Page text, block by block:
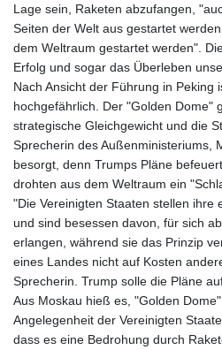
Lage sein, Raketen abzufangen,
Seiten der Welt aus gestartet
dem Weltraum gestartet werden".
Erfolg und sogar das Überleben
Nach Ansicht der Führung in Peking
hochgefährlich. Der "Golden Dome"
strategische Gleichgewicht und die
Sprecherin des Außenministeriums,
besorgt, denn Trumps Pläne
drohten aus dem Weltraum ein
"Die Vereinigten Staaten stellen ihre
und sind besessen davon, für sich
erlangen, während sie das Prinzip
eines Landes nicht auf Kosten
Sprecherin. Trump solle die Pläne
Aus Moskau hieß es, "Golden
Angelegenheit der Vereinigten
dass es eine Bedrohung durch